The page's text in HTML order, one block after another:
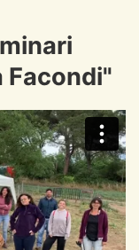
Facondi"